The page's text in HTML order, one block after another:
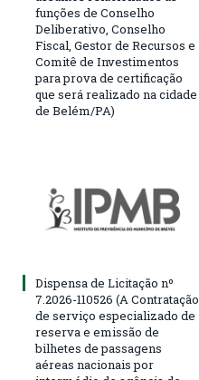
funções de Conselho
Deliberativo, Conselho
Fiscal, Gestor de Recursos e
Comitê de Investimentos
para prova de certificação
que será realizado na cidade
de Belém/PA)
Dispensa de Licitação nº
7.2026-110526 (A Contratação
de serviço especializado de
reserva e emissão de
bilhetes de passagens
aéreas nacionais por